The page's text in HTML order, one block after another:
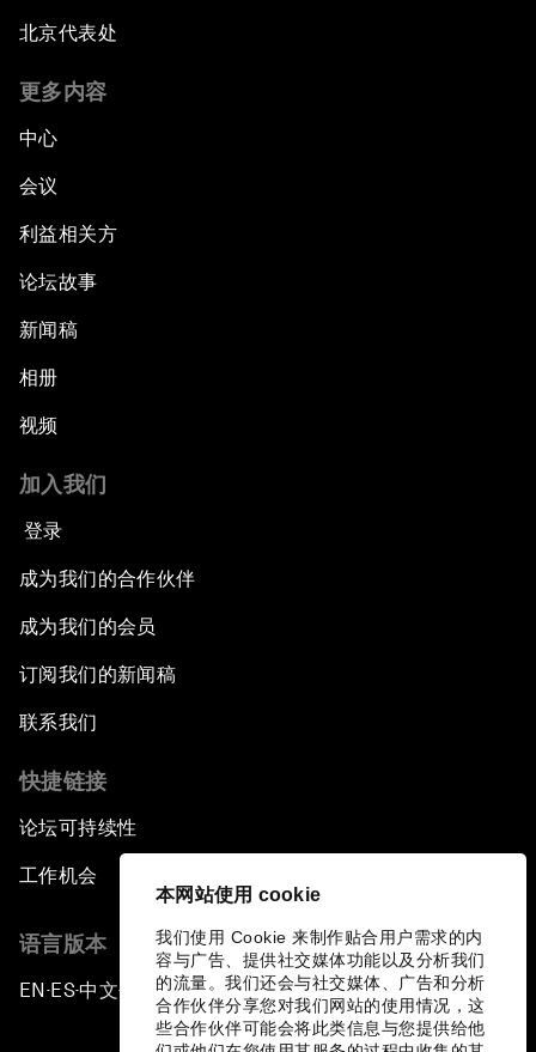
本网站使用 cookie
我们使用 Cookie 来制作贴合用户需求的内
容与广告、提供社交媒体功能以及分析我们
的流量。我们还会与社交媒体、广告和分析
合作伙伴分享您对我们网站的使用情况，这
些合作伙伴可能会将此类信息与您提供给他
北京代表处
更多内容
中心
会议
利益相关方
论坛故事
新闻稿
相册
视频
加入我们
登录
成为我们的合作伙伴
成为我们的会员
订阅我们的新闻稿
联系我们
快捷链接
论坛可持续性
工作机会
语言版本
EN ▪ ES▪中文▪ 日本語